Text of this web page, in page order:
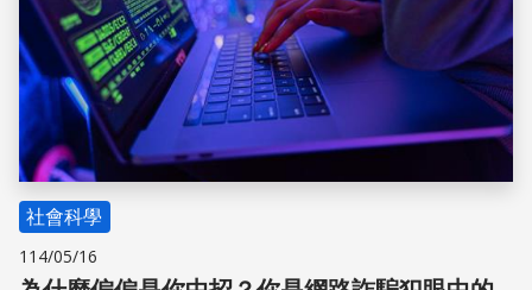
社會科學
114/05/16